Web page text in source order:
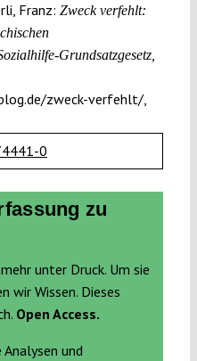
Franz: Zweck verfehlt:
Grundsatzgesetz,
zweck-verfehlt/,
0
zu
unter Druck. Um sie
wir Wissen. Dieses
Open Access.
und